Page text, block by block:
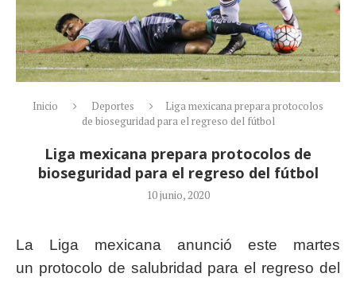
Inicio Deportes
Liga mexicana prepara protocolos
de bioseguridad para el regreso del fútbol
Liga mexicana prepara protocolos de
bioseguridad para el regreso del fútbol
10 junio, 2020
La Liga mexicana anunció este martes
un protocolo de salubridad para el regreso del